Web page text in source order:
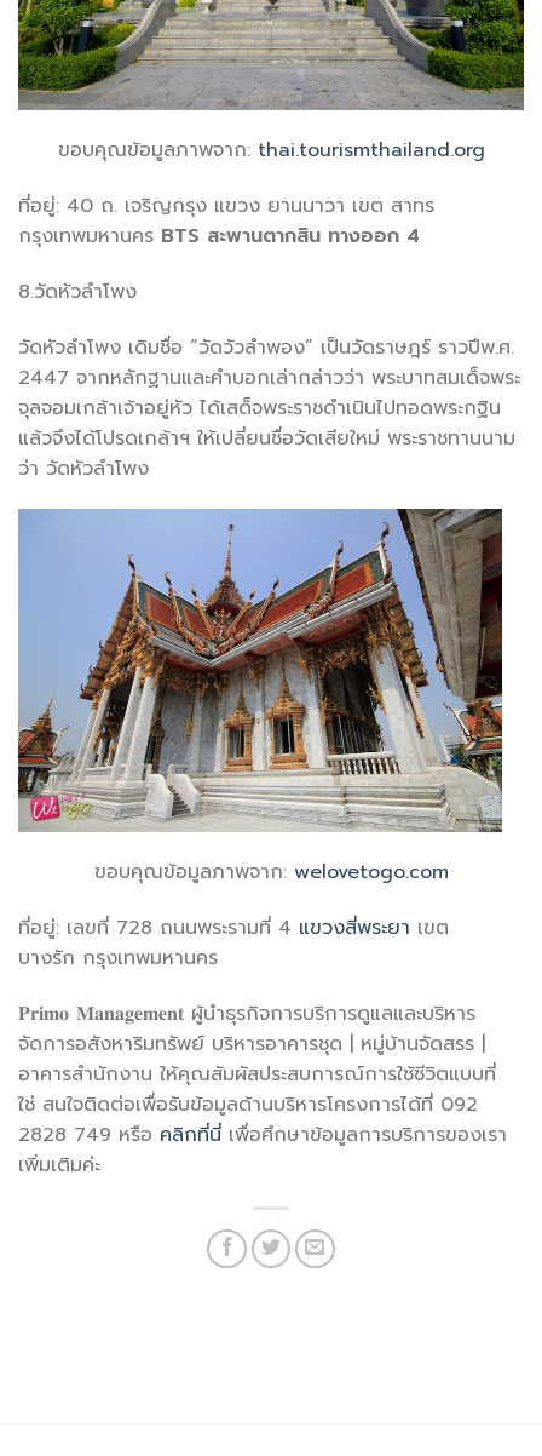
ขอบคุณข้อมูลภาพจาก: thai.tourismthailand.org
ที่อยู่: 40 ถ. เจริญกรุง แขวง ยานนาวา เขต สาทร
กรุงเทพมหานคร BTS สะพานตากสิน ทางออก 4
8.วัดหัวลำโพง
วัดหัวลำโพง เดิมชื่อ “วัดวัวลำพอง” เป็นวัดราษฎร์ ราวปีพ.ศ.
2447 จากหลักฐานและคำบอกเล่ากล่าวว่า พระบาทสมเด็จพระ
จุลจอมเกล้าเจ้าอยู่หัว ได้เสด็จพระราชดำเนินไปทอดพระกฐิน
แล้วจึงได้โปรดเกล้าฯ ให้เปลี่ยนชื่อวัดเสียใหม่ พระราชทานนาม
ว่า วัดหัวลำโพง
ขอบคุณข้อมูลภาพจาก: welovetogo.com
ที่อยู่: เลขที่ 728 ถนนพระรามที่ 4 แขวงสี่พระยา เขต
บางรัก กรุงเทพมหานคร
𝐏𝐫𝐢𝐦𝐨 𝐌𝐚𝐧𝐚𝐠𝐞𝐦𝐞𝐧𝐭 ผู้นำธุรกิจการบริการดูแลและบริหาร
จัดการอสังหาริมทรัพย์ บริหารอาคารชุด | หมู่บ้านจัดสรร |
อาคารสำนักงาน ให้คุณสัมผัสประสบการณ์การใช้ชีวิตแบบที่
ใช่ สนใจติดต่อเพื่อรับข้อมูลด้านบริหารโครงการได้ที่ 092
2828 749 หรือ คลิกที่นี่ เพื่อศึกษาข้อมูลการบริการของเรา
เพิ่มเติมค่ะ